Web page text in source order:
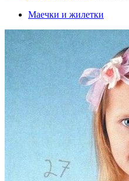
Маечки и жилетки